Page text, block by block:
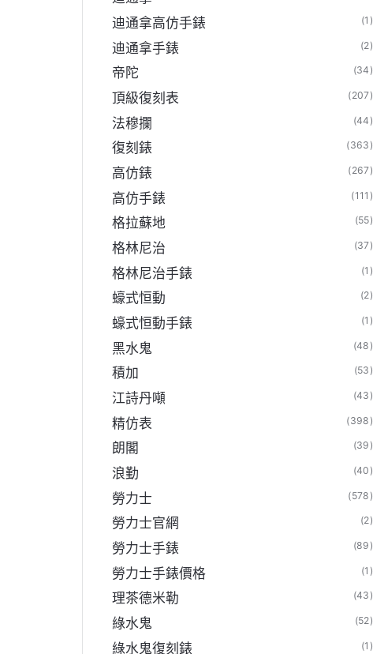
迪通拿高仿手錶 (1)
迪通拿手錶 (2)
帝陀 (34)
頂級復刻表 (207)
法穆攔 (44)
復刻錶 (363)
高仿錶 (267)
高仿手錶 (111)
格拉蘇地 (55)
格林尼治 (37)
格林尼治手錶 (1)
蠔式恒動 (2)
蠔式恒動手錶 (1)
黑水鬼 (48)
積加 (53)
江詩丹噸 (43)
精仿表 (398)
朗閣 (39)
浪勤 (40)
勞力士 (578)
勞力士官網 (2)
勞力士手錶 (89)
勞力士手錶價格 (1)
理茶德米勒 (43)
綠水鬼 (52)
綠水鬼復刻錶 (1)